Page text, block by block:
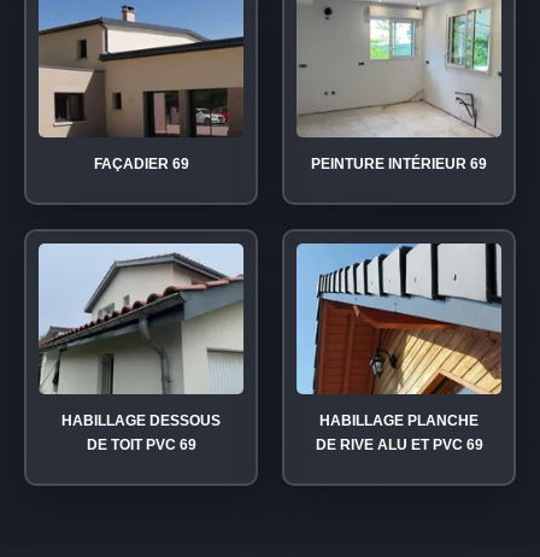
FAÇADIER 69 PEINTURE INTÉRIEUR 69
HABILLAGE DESSOUS
DE TOIT PVC 69
HABILLAGE PLANCHE
DE RIVE ALU ET PVC 69